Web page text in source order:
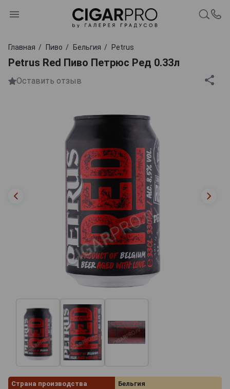
Главная Пиво Бельгия Petrus
Petrus Red Пиво Петрюс Ред 0.33л
Оставить отзыв
Страна производства
Бельгия